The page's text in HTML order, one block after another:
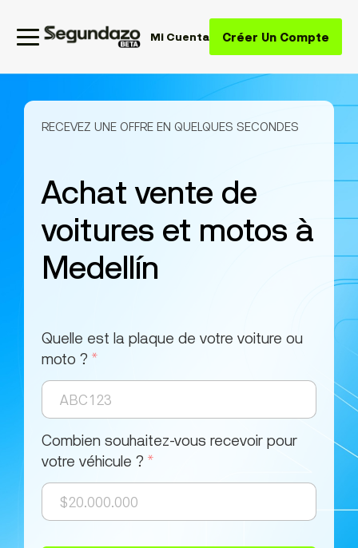
Mi Cuenta Créer Un Compte
RECEVEZ UNE OFFRE EN QUELQUES SECONDES
Achat vente de
voitures et motos à
Medellín
Quelle est la plaque de votre voiture ou
moto ? *
Combien souhaitez-vous recevoir pour
votre véhicule ? *